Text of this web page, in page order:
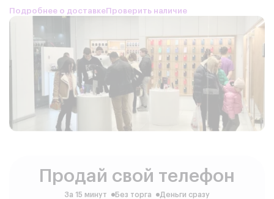
Подробнее о доставкеПроверить наличие
Продай свой телефон
За 15 минут Без торга Деньги сразу